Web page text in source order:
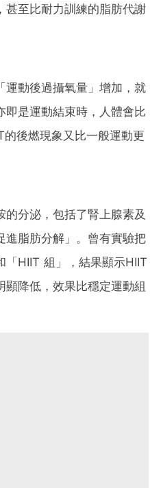
甚至比耐力訓練的脂肪代謝
運動後過攝氧量」增加，就
即是運動結束時，人體會比
後燃現象又比一般運動更
分泌，包括了腎上腺素及
進脂肪分解」。曾有實驗把
「HIIT 組」，結果顯示HIIT
降低，效果比穩定運動組